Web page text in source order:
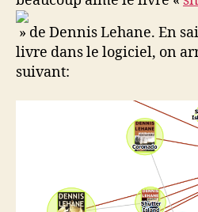
» de Dennis Lehane. En
livre dans le logiciel, on
suivant: